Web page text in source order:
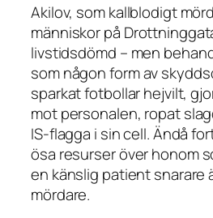
Akilov, som kallblodigt
människor på
livstidsdömd – men
som någon form av
sparkat fotbollar hejvilt,
mot personalen, ropat
IS-flagga i sin cell. Ändå
ösa resurser över honom
en känslig patient snarare
mördare.